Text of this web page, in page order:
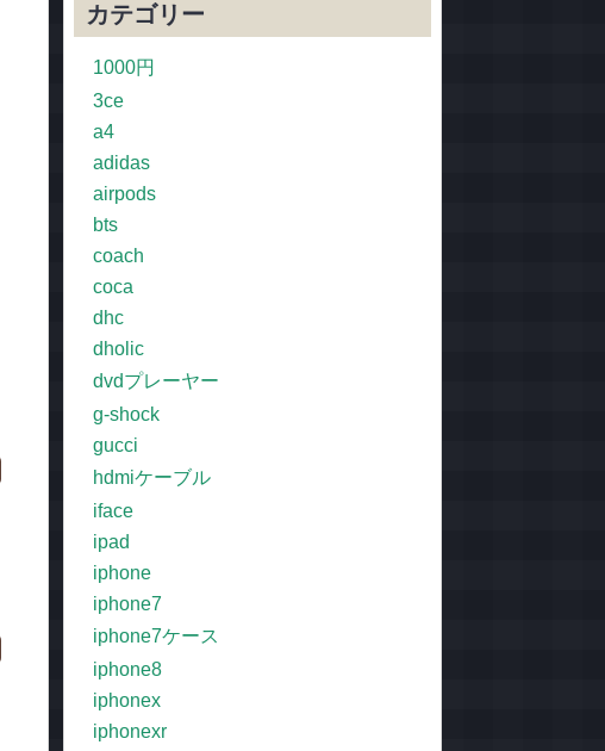
カテゴリー
1000円
3ce
a4
adidas
airpods
bts
coach
coca
dhc
dholic
dvdプレーヤー
g-shock
gucci
hdmiケーブル
iface
ipad
iphone
iphone7
iphone7ケース
iphone8
iphonex
iphonexr